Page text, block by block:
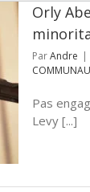
Orly
ParAndre |
Pas
Levy [...]